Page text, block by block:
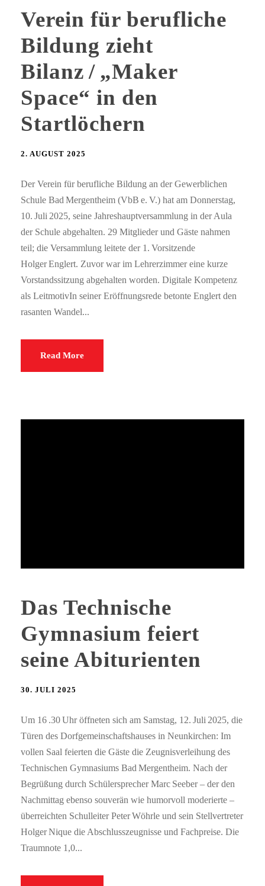
Verein für berufliche
Bildung zieht
Bilanz / „Maker
Space“ in den
Startlöchern
2. AUGUST 2025
Der Verein für berufliche Bildung an der Gewerblichen
Schule Bad Mergentheim (VbB e. V.) hat am Donnerstag,
10. Juli 2025, seine Jahreshauptversammlung in der Aula
der Schule abgehalten. 29 Mitglieder und Gäste nahmen
teil; die Versammlung leitete der 1. Vorsitzende
Holger Englert. Zuvor war im Lehrerzimmer eine kurze
Vorstandssitzung abgehalten worden. Digitale Kompetenz
als LeitmotivIn seiner Eröffnungsrede betonte Englert den
rasanten Wandel...
Read More
Das Technische
Gymnasium feiert
seine Abiturienten
30. JULI 2025
Um 16 .30 Uhr öffneten sich am Samstag, 12. Juli 2025, die
Türen des Dorfgemeinschaftshauses in Neunkirchen: Im
vollen Saal feierten die Gäste die Zeugnisverleihung des
Technischen Gymnasiums Bad Mergentheim. Nach der
Begrüßung durch Schülersprecher Marc Seeber – der den
Nachmittag ebenso souverän wie humorvoll moderierte –
überreichten Schulleiter Peter Wöhrle und sein Stellvertreter
Holger Nique die Abschlusszeugnisse und Fachpreise. Die
Traumnote 1,0...